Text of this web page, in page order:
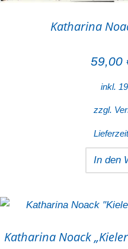
Katharina
59,00
inkl.
zzgl.
In den
Katharina Noack